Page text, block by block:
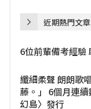
近期熱門文章
6位前輩備考經驗
纖細柔聲 朗朗歌
藤。」 6個月連
幻島〉發行